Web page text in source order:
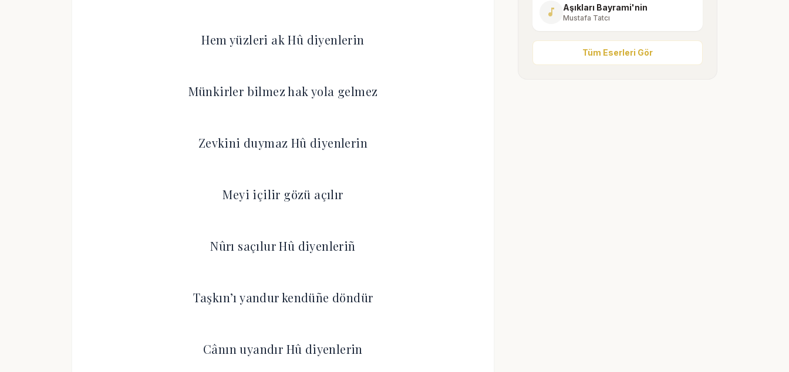
Hem yüzleri ak Hû diyenlerin
Münkirler bilmez hak yola gelmez
Zevkini duymaz Hû diyenlerin
Meyi içilir gözü açılır
Nûrı saçılur Hû diyenleriñ
Taşkın’ı yandur kendüñe döndür
Cânın uyandır Hû diyenlerin
music_note Aşıkları Bayrami'nin
Mustafa Tatcı
Tüm Eserleri Gör